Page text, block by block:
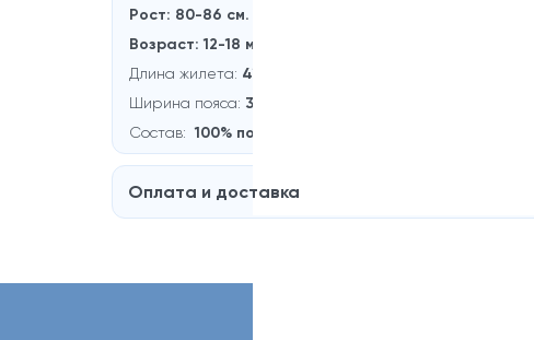
Рост: 80-86 см.
Возраст: 12-18 месяцев
Длина жилета: 41 см.
Ширина пояса: 33 см.
Состав: 100% полиэстер
Оплата и доставка